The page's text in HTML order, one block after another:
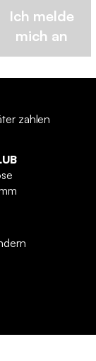
Ich melde
mich an
zahlen